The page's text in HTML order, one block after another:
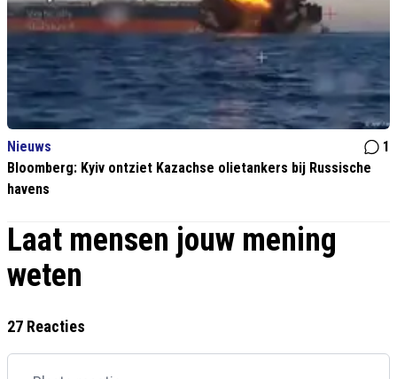
Nieuws
1
Bloomberg: Kyiv ontziet Kazachse olietankers bij Russische
havens
Laat mensen jouw mening
weten
27 Reacties